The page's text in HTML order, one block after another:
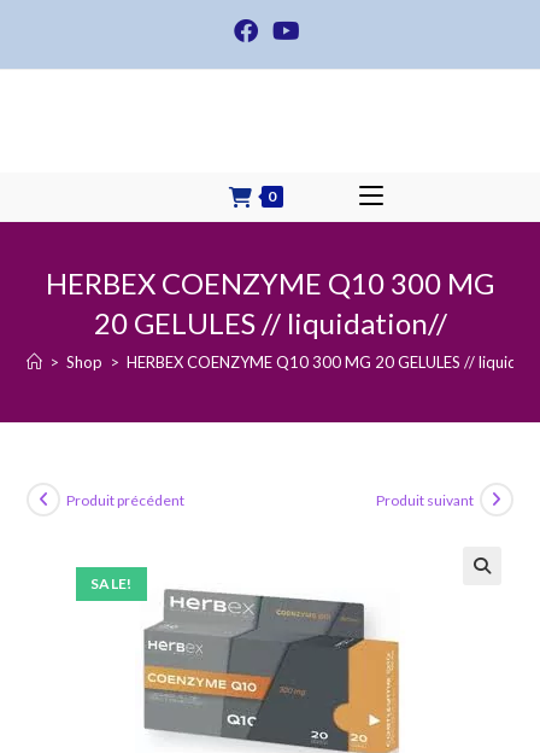
content
0
HERBEX COENZYME Q10 300 MG
20 GELULES // liquidation//
> Shop > HERBEX COENZYME Q10 300 MG 20 GELULES //
SALE!
Produit précédent Produit suivant